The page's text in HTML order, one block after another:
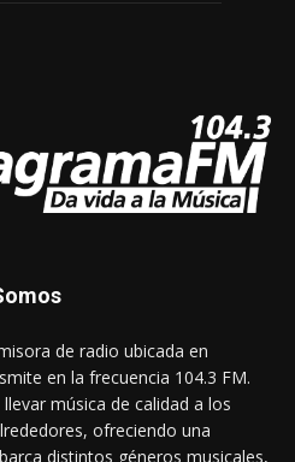
de radio ubicada en
en la frecuencia 104.3 FM.
música de calidad a los
ofreciendo una
distintos géneros musicales,